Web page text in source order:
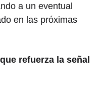
a un eventual
en las próximas
refuerza la señal